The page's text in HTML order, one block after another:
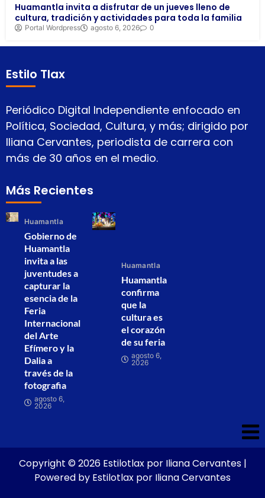
Huamantla invita a disfrutar de un jueves lleno de
cultura, tradición y actividades para toda la familia
Portal Wordpress agosto 6, 2026 0
Estilo Tlax
Periódico Digital Independiente enfocado en
Política, Sociedad, Cultura, y más; dirigido por
Iliana Cervantes, periodista de carrera con
más de 30 años en el medio.
Más Recientes
Huamantla
Gobierno de
Huamantla
invita a las
juventudes a
capturar la
esencia de la
Feria
Internacional
del Arte
Efímero y la
Dalia a
través de la
fotografia
agosto 6,
2026
Huamantla
Huamantla
confirma
que la
cultura es
el corazón
de su feria
agosto 6,
2026
Copyright © 2026 Estilotlax por Iliana Cervantes |
Powered by Estilotlax por Iliana Cervantes